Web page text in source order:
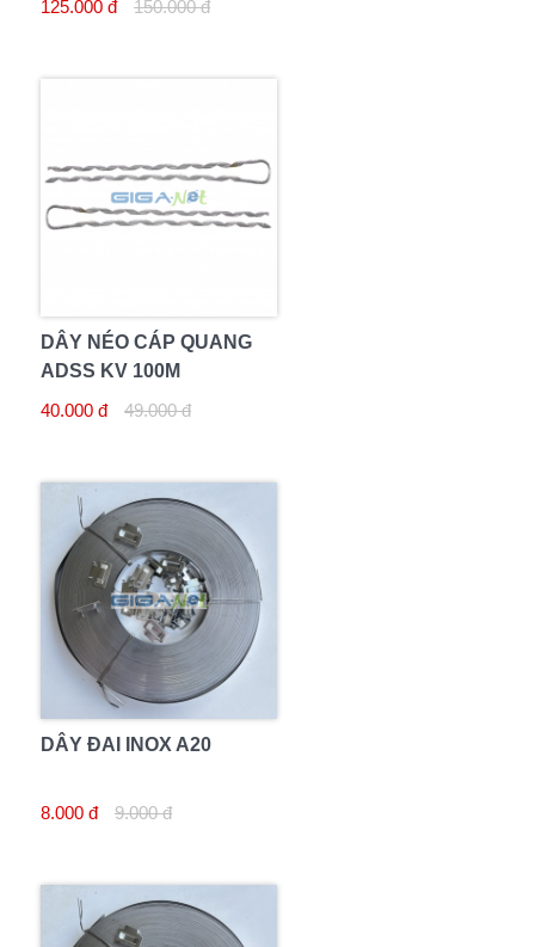
125.000 đ 150.000 đ
DÂY NÉO CÁP QUANG
ADSS KV 100M
40.000 đ
49.000 đ
DÂY ĐAI INOX A20
8.000 đ 9.000 đ